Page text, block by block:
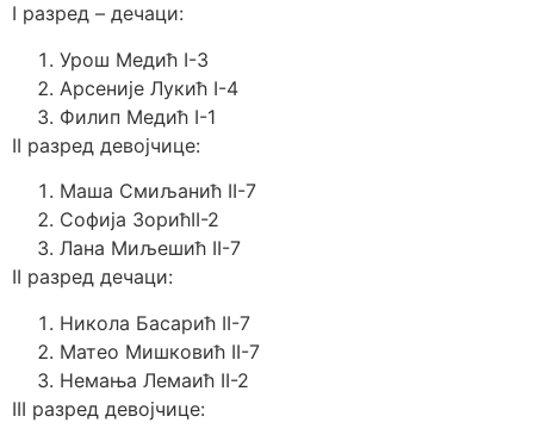
I разред – дечаци:
Урош Медић I-3
Арсеније Лукић I-4
Филип Медић I-1
II разред девојчице:
Маша Смиљанић II-7
Софија ЗорићII-2
Лана Миљешић II-7
II разред дечаци:
Никола Басарић II-7
Матео Мишковић II-7
Немања Лемаић II-2
III разред девојчице: